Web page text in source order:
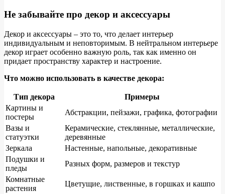
Не забывайте про декор и аксессуары
Декор и аксессуары – это то, что делает интерьер
индивидуальным и неповторимым. В нейтральном интерьере
декор играет особенно важную роль, так как именно он
придает пространству характер и настроение.
Что можно использовать в качестве декора:
Тип декора
Примеры
Картины и
постеры
Абстракции, пейзажи, графика, фотографии
Вазы и
статуэтки
Керамические, стеклянные, металлические,
деревянные
Зеркала
Настенные, напольные, декоративные
Подушки и
пледы
Разных форм, размеров и текстур
Комнатные
растения
Цветущие, лиственные, в горшках и кашпо